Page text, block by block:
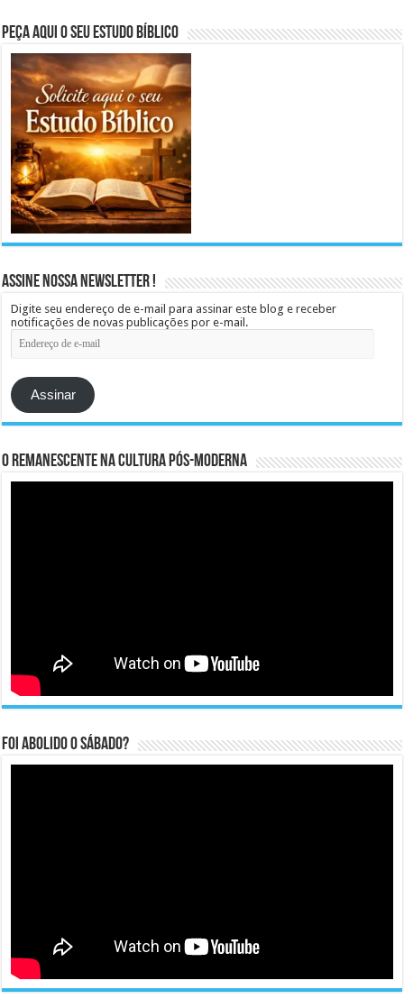
Peça aqui o seu Estudo Bíblico
Assine Nossa Newsletter !
Digite seu endereço de e-mail para assinar este blog e receber
notificações de novas publicações por e-mail.
Endereço
de
mail
Assinar
O remanescente na cultura pós-moderna
Foi abolido o sábado?